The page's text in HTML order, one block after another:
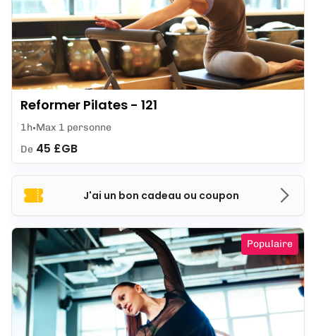
J'ai un bon cadeau ou coupon
Reformer Pilates - 121
1h Max 1 personne
De 45 £GB
Populaire